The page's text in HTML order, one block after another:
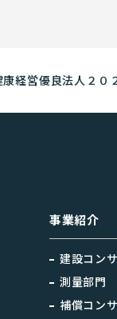
康経営優良法人２０
事業紹介
建設コン
測量部門
補償コン